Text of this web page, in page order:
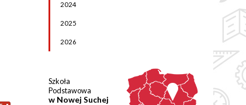
2024
2025
2026
Szkoła
Podstawowa
w Nowej Suchej